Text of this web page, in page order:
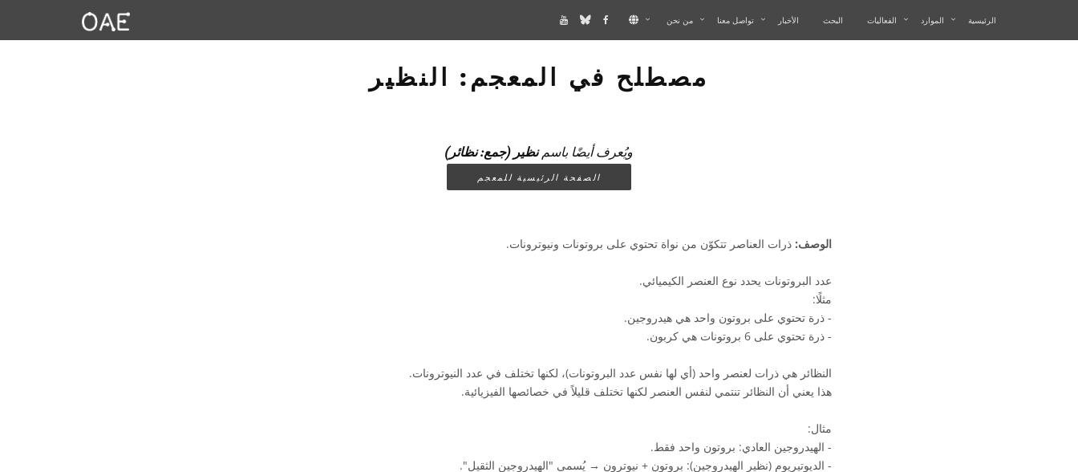
الرئيسية الموارد الفعاليات البحث الأخبار تواصل معنا من نحن
مصطلح في المعجم: النظير
ويُعرف أيضًا باسمنظير (جمع: نظائر)
الصفحة الرئيسية للمعجم
الوصف: ذرات العناصر تتكوّن من نواة تحتوي على بروتونات ونيوترونات.
عدد البروتونات يحدد نوع العنصر الكيميائي.
مثلًا:
- ذرة تحتوي على بروتون واحد هي هيدروجين.
- ذرة تحتوي على 6 بروتونات هي كربون.
النظائر هي ذرات لعنصر واحد (أي لها نفس عدد البروتونات)، لكنها تختلف في عدد النيوترونات.
هذا يعني أن النظائر تنتمي لنفس العنصر لكنها تختلف قليلاً في خصائصها الفيزيائية.
مثال:
- الهيدروجين العادي: بروتون واحد فقط.
- الديوتيريوم (نظير الهيدروجين): بروتون + نيوترون → يُسمى "الهيدروجين الثقيل".